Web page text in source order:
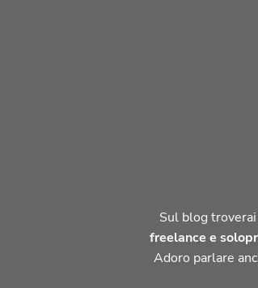
Sul blog troverai
freelance e
Adoro parlare